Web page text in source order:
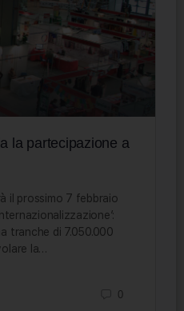
la partecipazione a
il prossimo 7 febbraio
tranche di 7.050.000
la…
0